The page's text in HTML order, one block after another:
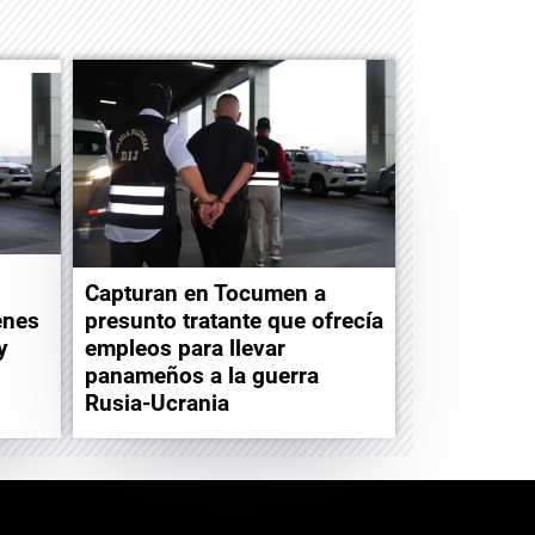
Capturan en Tocumen a
presunto tratante que ofrecía
empleos para llevar
panameños a la guerra
Rusia-Ucrania